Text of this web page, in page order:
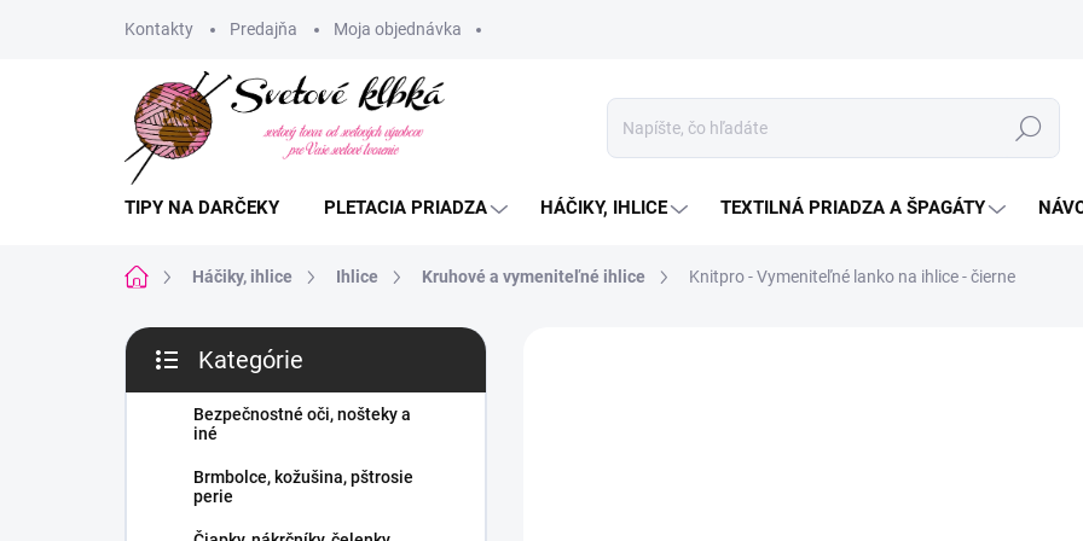
Kontakty Predajňa Moja objednávka
Hľadať
TIPY NA DARČEKY PLETACIA PRIADZA HÁČIKY, IHLICE TEXTILNÁ PRIADZA A ŠPAGÁTY
DomovHáčiky, ihlice Ihlice Kruhové a vymeniteľné ihlice Knitpro - Vymeniteľné lanko na ihlice - čierne
B
č
kategórie
Kategórie
Bezpečnostné oči, nošteky a
iné
Brmbolce, kožušina, pštrosie
perie